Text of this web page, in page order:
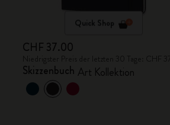
Quick Shop
CHF 37.00
Skizzenbuch Art Kollektion